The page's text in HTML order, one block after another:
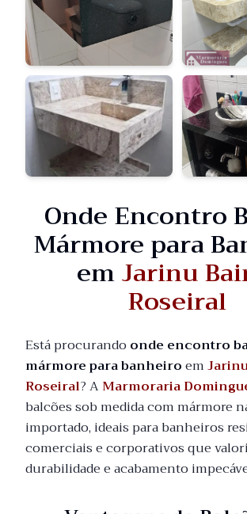
Onde Encontro
Mármore para
emJarinu
Roseiral
Está procurando onde encontro
mármore para banheiroem
Roseiral? AMarmoraria
balcões sob medida com mármore
importado, ideais para banheiros
comerciais e corporativos que
durabilidade e acabamento